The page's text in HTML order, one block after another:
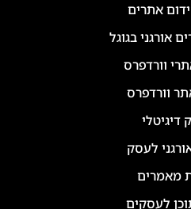
אתרים
אורגני בגוגל
וורדפרס
וורדפרס
דיגיטלי
לעסק
מאמרים
לעסקים